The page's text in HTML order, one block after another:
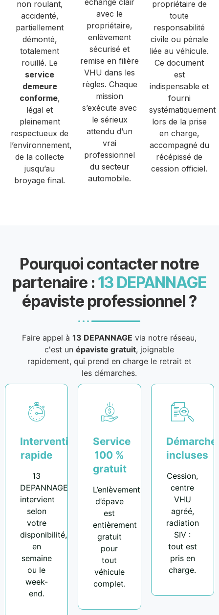
non roulant,
accidenté,
partiellement
démonté,
totalement
rouillé. Le
service
demeure
conforme,
légal et
pleinement
respectueux de
l’environnement,
de la collecte
jusqu’au
broyage final.
échange clair
avec le
propriétaire,
enlèvement
sécurisé et
remise en filière
VHU dans les
règles. Chaque
mission
s’exécute avec
le sérieux
attendu d’un
vrai
professionnel
du secteur
automobile.
propriétaire de
toute
responsabilité
civile ou pénale
liée au véhicule.
Ce document
est
indispensable et
fourni
systématiquement
lors de la prise
en charge,
accompagné du
récépissé de
cession officiel.
Pourquoi contacter notre
partenaire : 13 DEPANNAGE
épaviste professionnel ?
Faire appel à13 DEPANNAGE via notre réseau,
c'est unépaviste gratuit, joignable
rapidement, qui prend en charge le retrait et
les démarches.
Intervention
rapide
13
DEPANNAGE
intervient
selon
votre
disponibilité,
en
semaine
ou le
week-
end.
Service
100 %
gratuit
L’enlèvement
d’épave
est
entièrement
gratuit
pour
tout
véhicule
complet.
incluses
Cession,
centre
VHU
agréé,
radiation
SIV :
tout est
pris en
charge.